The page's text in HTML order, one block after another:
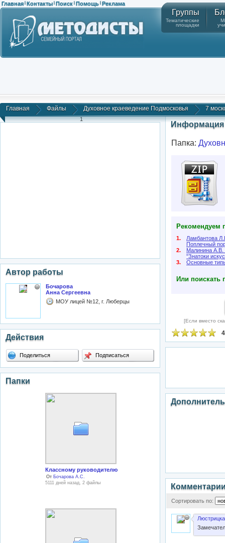
Главная | Контакты | Поиск | Помощь | Реклама
Группы
Тематические
площадки
Главная Файлы Духовное краеведение Подмосковья 7
1
Автор работы
Бочарова
Анна Сергеевна
МОУ лицей №12, г. Люберцы
Действия
Поделиться Подписаться
Папки
Классному руководителю
От Бочарова А.С.
5111 дней назад, 2 файлы
Информация
Папка:
Рекомендуем
1.
Ламбантова
Поплечный
2.
Малинина А.В.
"Знатоки
3.
Основные
Или поискать
[Если вместо
Сортировать по: